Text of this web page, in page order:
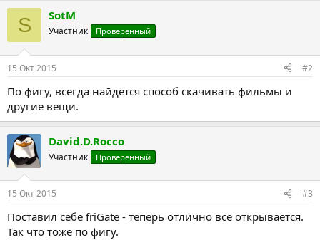
S SotM
Участник Проверенный
15 Окт 2015 #2
По фигу, всегда найдётся способ скачивать фильмы и
другие вещи.
David.D.Rocco
Участник Проверенный
15 Окт 2015 #3
Поставил себе friGate - теперь отлично все открывается.
Так что тоже по фигу.